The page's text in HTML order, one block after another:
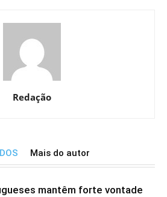
Redação
Mais do autor
mantêm forte vontade